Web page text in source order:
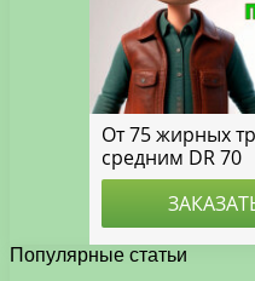
Популярные статьи